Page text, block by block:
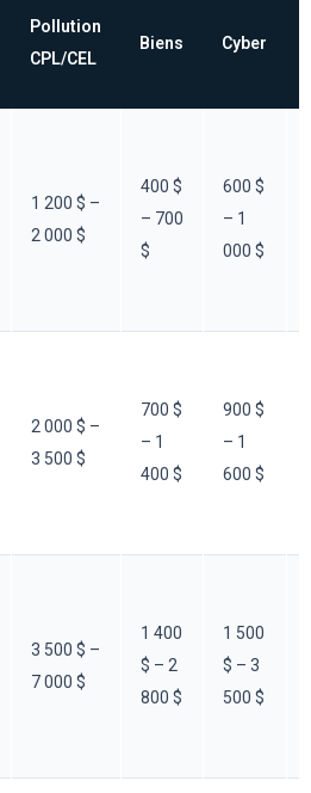
Pollution
CPL/CEL
Biens Cyber
1 200 $ –
2 000 $
400 $
– 700
$
600 $
– 1
000 $
2 000 $ –
3 500 $
700 $
– 1
400 $
900 $
– 1
600 $
3 500 $ –
7 000 $
1 400
$ – 2
800 $
1 500
$ – 3
500 $